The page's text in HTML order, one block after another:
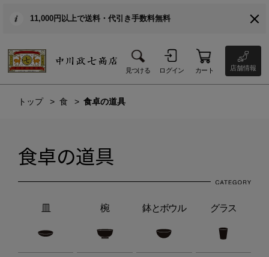
11,000円以上で送料・代引き手数料無料
見つける ログイン カート 店舗情報
トップ 食 食卓の道具
食卓の道具
椀 鉢とボウル グラス